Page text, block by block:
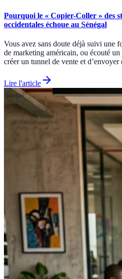
Pourquoi le « Copier-Coller » des
occidentales échoue au Sénégal
Vous avez sans doute déjà suivi une
de marketing américain, ou écouté
créer un tunnel de vente et d’envoyer
Lire l'article